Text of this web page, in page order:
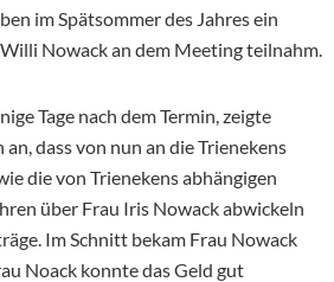
im Spätsommer des Jahres ein
Nowack an dem Meeting teilnahm.
Tage nach dem Termin, zeigte
dass von nun an die Trienekens
die von Trienekens abhängigen
über Frau Iris Nowack abwickeln
Im Schnitt bekam Frau Nowack
Noack konnte das Geld gut